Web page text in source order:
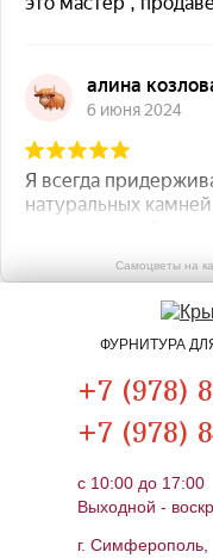
Самоцветы на
ФУРНИТУРА
+7 (978)
+7 (978)
c 10:00 до 17:00
Выходной -
г. Симферополь,